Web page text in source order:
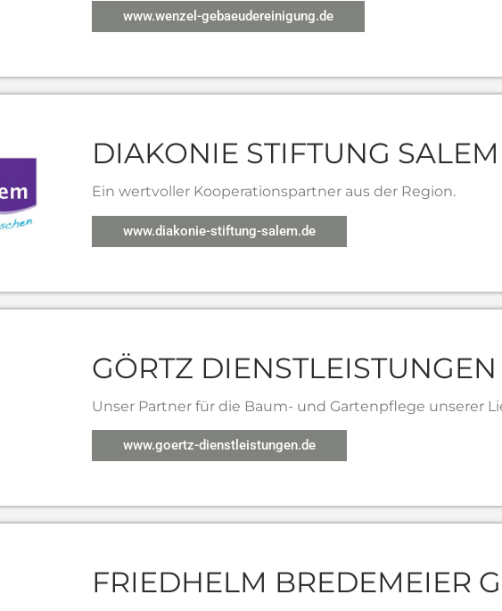
www.wenzel-gebaeudereinigung.de
DIAKONIE STIFTUNG
Ein wertvoller Kooperationspartner aus der Region.
www.diakonie-stiftung-salem.de
GÖRTZ DIENSTLEISTUNGEN
Unser Partner für die Baum- und Gartenpflege unserer
www.goertz-dienstleistungen.de
FRIEDHELM BREDEMEIER